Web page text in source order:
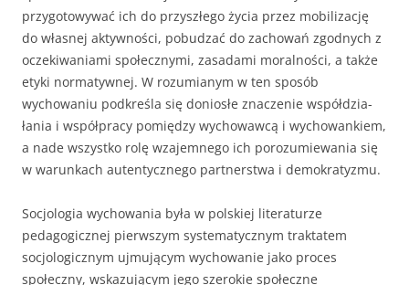
przygotowywać ich do przyszłego życia przez mobilizację
do własnej aktywności, pobudzać do zachowań zgodnych z
oczekiwaniami społecz­nymi, zasadami moralności, a także
etyki normatywnej. W rozumianym w ten sposób
wychowaniu podkreśla się doniosłe znaczenie współdzia­
łania i współpracy pomiędzy wychowawcą i wychowankiem,
a nade wszystko rolę wzajemnego ich porozumiewania się
w warunkach auten­tycznego partnerstwa i demokratyzmu.
Socjologia wychowania była w polskiej literaturze
pedagogicznej pierwszym systematycznym traktatem
socjologicznym ujmującym wychowanie jako proces
społeczny, wskazującym jego szerokie społeczne